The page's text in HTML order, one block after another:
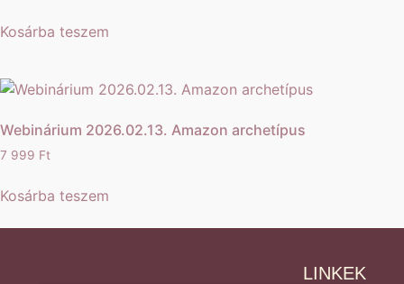
Kosárba teszem
Webinárium 2026.02.13. Amazon archetípus
7 999 Ft
Kosárba teszem
LINKEK